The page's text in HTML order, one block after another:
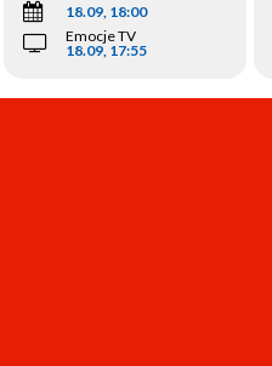
18.09, 18:00
Emocje TV
18.09, 17:55